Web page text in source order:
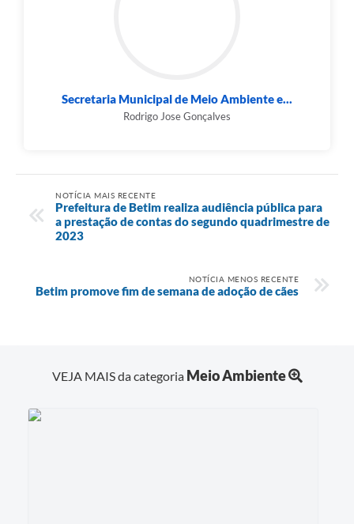
Secretaria Municipal de Meio Ambiente e...
Rodrigo Jose Gonçalves
NOTÍCIA MAIS RECENTE
Prefeitura de Betim realiza audiência pública para
a prestação de contas do segundo quadrimestre de
2023
NOTÍCIA MENOS RECENTE
Betim promove fim de semana de adoção de cães
VEJA MAIS da categoria Meio Ambiente